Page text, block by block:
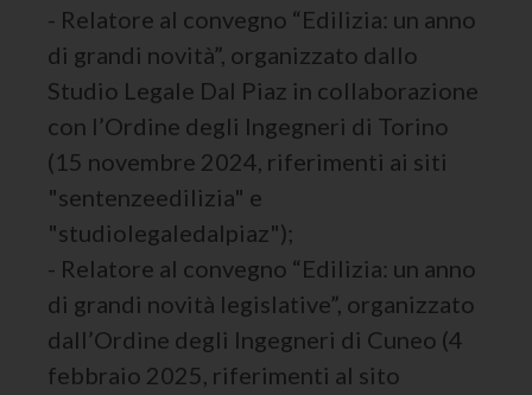
- Relatore al convegno “Edilizia: un anno
di grandi novità”, organizzato dallo
Studio Legale Dal Piaz in collaborazione
con l’Ordine degli Ingegneri di Torino
(15 novembre 2024, riferimenti ai siti
"sentenzeedilizia" e
"studiolegaledalpiaz");
- Relatore al convegno “Edilizia: un anno
di grandi novità legislative”, organizzato
dall’Ordine degli Ingegneri di Cuneo (4
febbraio 2025, riferimenti al sito